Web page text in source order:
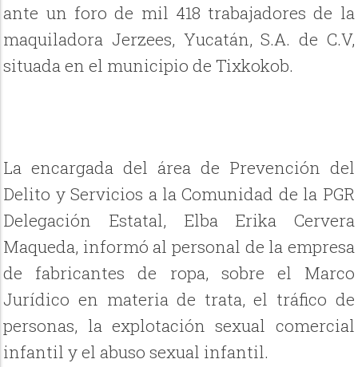
ante un foro de mil 418 trabajadores de la
maquiladora Jerzees, Yucatán, S.A. de C.V,
situada en el municipio de Tixkokob.
La encargada del área de Prevención del
Delito y Servicios a la Comunidad de la PGR
Delegación Estatal, Elba Erika Cervera
Maqueda, informó al personal de la empresa
de fabricantes de ropa, sobre el Marco
Jurídico en materia de trata, el tráfico de
personas, la explotación sexual comercial
infantil y el abuso sexual infantil.